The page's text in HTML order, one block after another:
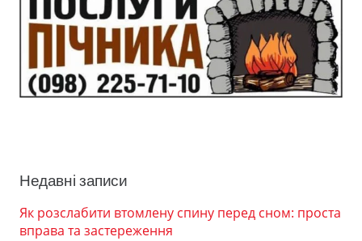
Недавні записи
Як розслабити втомлену спину перед сном: проста
вправа та застереження